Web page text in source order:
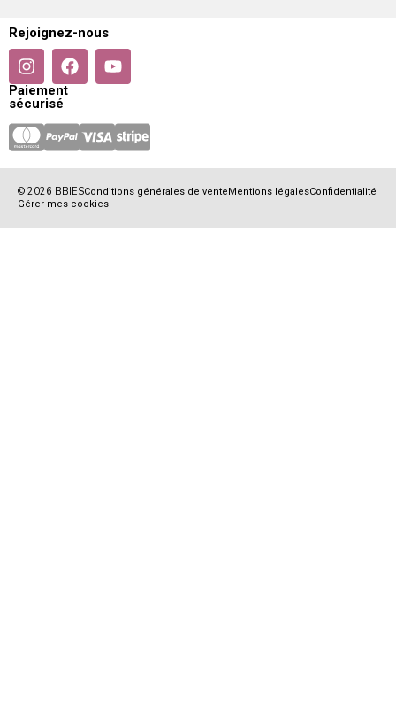
Rejoignez-nous
Paiement
sécurisé
© 2026 BBIESConditions générales de venteMentions légalesConfidentialité
Gérer mes cookies